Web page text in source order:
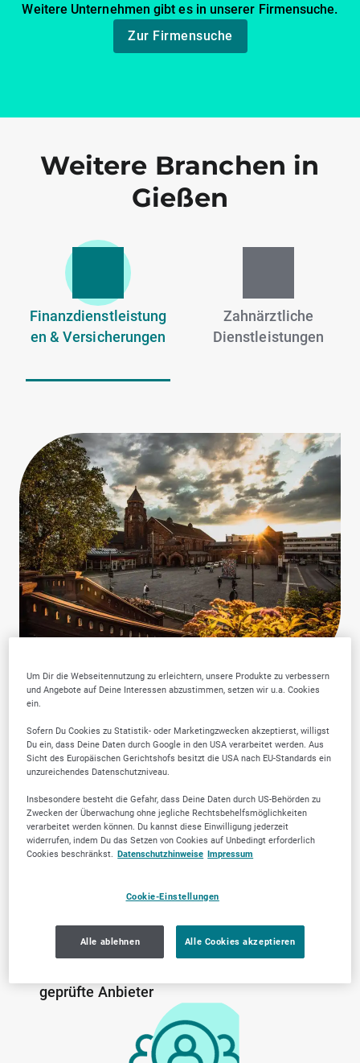
Weitere Unternehmen gibt es in unserer Firmensuche.
Zur Firmensuche
Weitere Branchen in
Gießen
Finanzdienstleistung
en & Versicherungen
Zahnärztliche
Dienstleistungen
Warum SELLWERK
Trusted Firmen wählen?
geprüfte Anbieter
Um Dir die Webseitennutzung zu erleichtern, unsere Produkte zu verbessern
und Angebote auf Deine Interessen abzustimmen, setzen wir u.a. Cookies
ein.
Sofern Du Cookies zu Statistik- oder Marketingzwecken akzeptierst, willigst
Du ein, dass Deine Daten durch Google in den USA verarbeitet werden. Aus
Sicht des Europäischen Gerichtshofs besitzt die USA nach EU-Standards ein
unzureichendes Datenschutzniveau.
Insbesondere besteht die Gefahr, dass Deine Daten durch US-Behörden zu
Zwecken der Überwachung ohne jegliche Rechtsbehelfsmöglichkeiten
verarbeitet werden können. Du kannst diese Einwilligung jederzeit
widerrufen, indem Du das Setzen von Cookies auf Unbedingt erforderlich
Cookies beschränkst. Datenschutzhinweise Impressum
Cookie-Einstellungen
Alle ablehnen Alle Cookies akzeptieren